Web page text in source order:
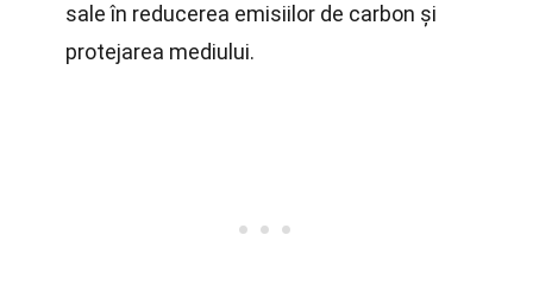
sale în reducerea emisiilor de carbon și
protejarea mediului.